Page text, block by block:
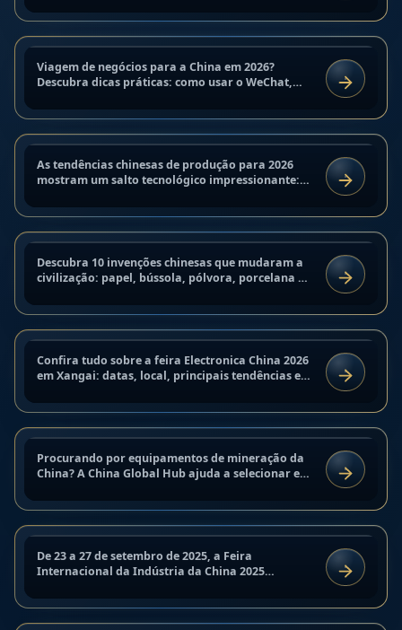
substituídos por alternativas. O...
DICAS E ESTUDOS DE CASO
brasileiros
Viagem de negócios para a China em 2026?
Descubra dicas práticas: como usar o WeChat,
de sucesso seguindo as...
LER
ANÁLISE E TENDÊNCIAS
Tendências de produção na China
em 2026 para empresas
estrangeiras
As tendências chinesas de produção para 2026
mostram um salto tecnológico impressionante:
o controle de...
LER
ANÁLISE E TENDÊNCIAS
10 invenções chinesas que
mudaram a civilização
Descubra 10 invenções chinesas que mudaram a
civilização: papel, bússola, pólvora, porcelana e
inteiro.
LER
ANÁLISE E TENDÊNCIAS
Electronica China 2026: Tecnologias
do Futuro na Feira de Xangai
Confira tudo sobre a feira Electronica China 2026
em Xangai: datas, local, principais tendências e
China.
LER
ANÁLISE E TENDÊNCIAS
Equipamento de Mineração da
China: Principais Mineradores ASIC
e Fornecimento Global
Procurando por equipamentos de mineração da
China? A China Global Hub ajuda a selecionar e
forma eficiente e...
LER
ANÁLISE E TENDÊNCIAS
CIIF 2025, Exposição Internacional
da Indústria da China 2025
De 23 a 27 de setembro de 2025, a Feira
Internacional da Indústria da China 2025
industrial na China. A exposição...
LER
Semana Dourada na China 2025:
datas, fatos e estatísticas